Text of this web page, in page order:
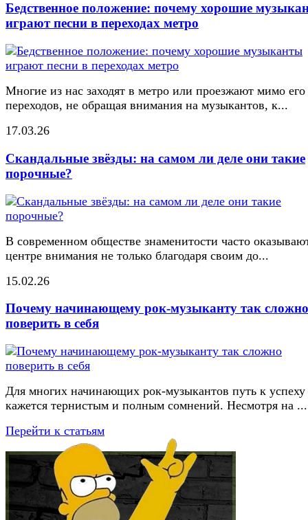
Бедственное положение: почему хорошие
играют песни в переходах метро
Многие из нас заходят в метро или проезжают мимо его
переходов, не обращая внимания на музыкантов, к...
17.03.26
Скандальные звёзды: на самом ли деле они такие
порочные?
В современном обществе знаменитости часто
центре внимания не только благодаря своим до...
15.02.26
Почему начинающему рок-музыканту так сложно
поверить в себя
Для многих начинающих рок-музыкантов путь к успеху
кажется тернистым и полным сомнений. Несмотря на ...
Перейти к статьям